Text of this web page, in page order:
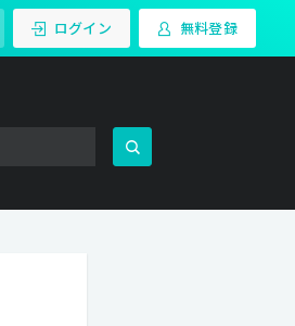
ログイン 無料登録